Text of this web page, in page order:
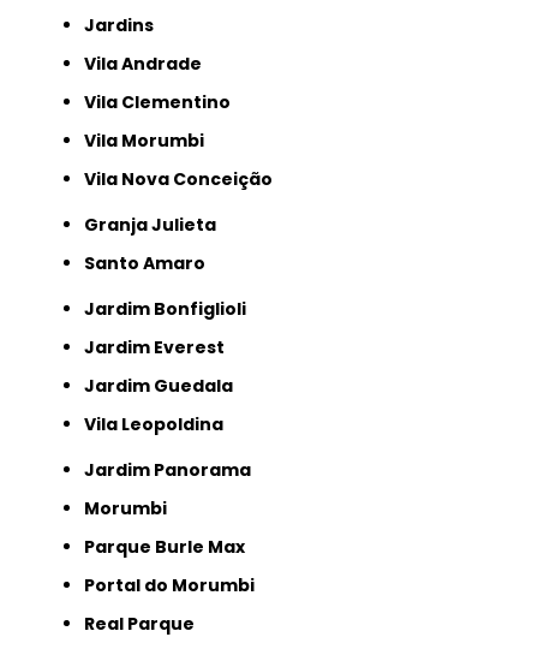
Jardins
Vila Andrade
Vila Clementino
Vila Morumbi
Vila Nova Conceição
Granja Julieta
Santo Amaro
Jardim Bonfiglioli
Jardim Everest
Jardim Guedala
Vila Leopoldina
Jardim Panorama
Morumbi
Parque Burle Max
Portal do Morumbi
Real Parque